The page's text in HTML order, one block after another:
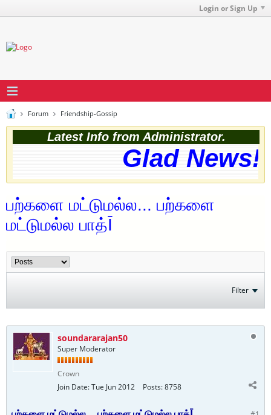
Login or Sign Up
Forum Friendship-Gossip
Latest Info from Administrator.
Glad
பற்களை மட்டுமல்ல... பற்களை
மட்டுமல்ல பாத்Ī
Filter
soundararajan50
Super Moderator
Crown
Join Date:Tue Jun 2012 Posts:8758